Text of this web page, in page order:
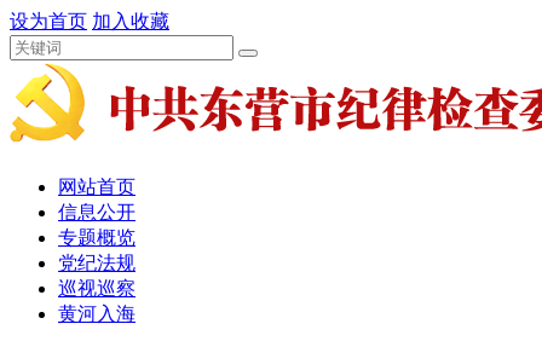
设为首页 加入收藏
网站首页
信息公开
专题概览
党纪法规
巡视巡察
黄河入海